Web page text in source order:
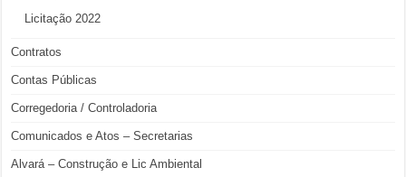
Licitação 2022
Contratos
Contas Públicas
Corregedoria / Controladoria
Comunicados e Atos – Secretarias
Alvará – Construção e Lic Ambiental